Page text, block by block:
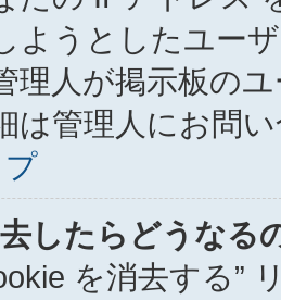
ようとしたユー
理人が掲示板の
は管理人にお問
したらどうなる
を消去する”